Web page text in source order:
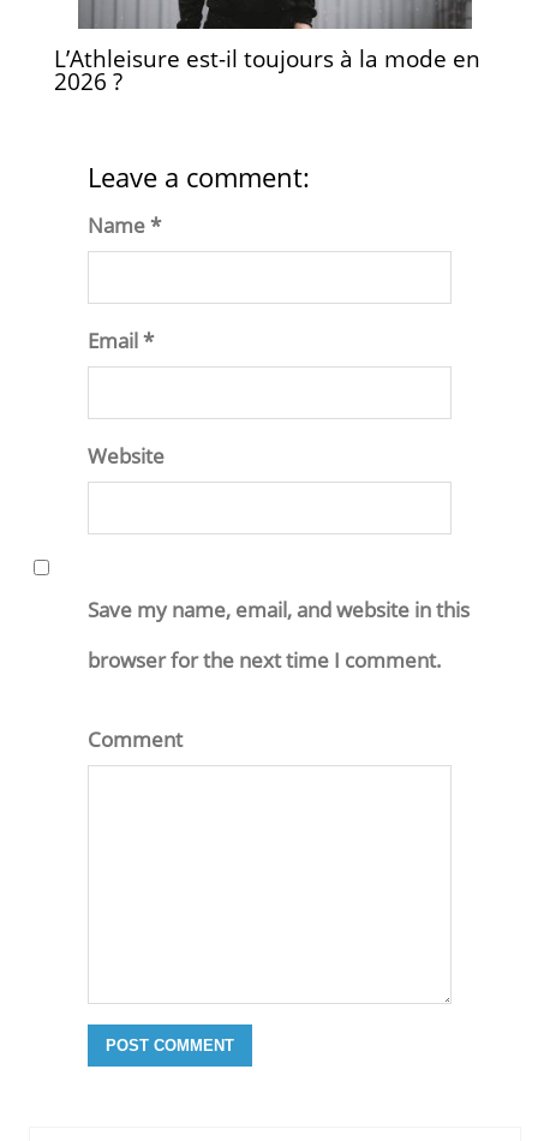
L’Athleisure est-il toujours à la mode en
2026 ?
Leave a comment:
Name *
Email *
Website
Save my name, email, and website in this
browser for the next time I comment.
Comment